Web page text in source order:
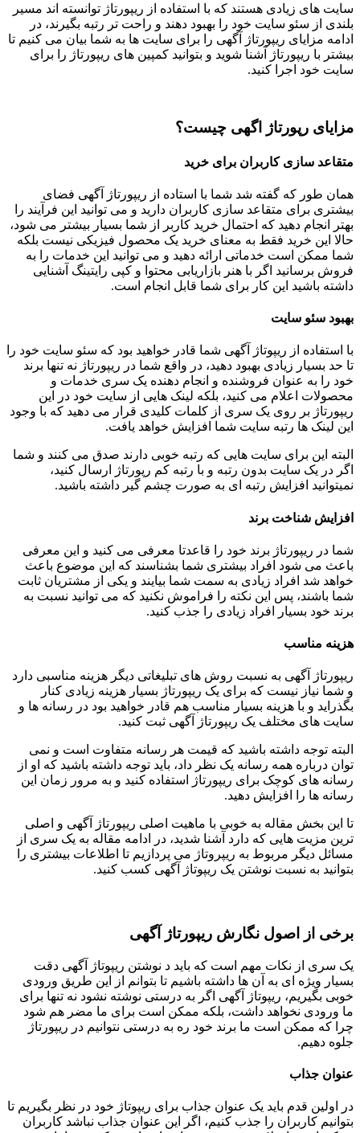
سایت های زیادی هستند که با استفاده از ریپورتاژ توانسته اند مسیر
بلندی از سئو سایت خود را بهبود دهند و راحت تر رتبه بگیرند، در
ادامه مزایای ریپورتاژ آگهی را برای سایت ها به شما بیان می کنیم تا
بیشتر با ریپورتاژ آشنا شوید و بتوانید کمپین های ریپورتاژ را برای
سایت خود اجرا کنید.
مزایای رپورتاژ اگهی چیست؟
متقاعد سازی کاربران برای خرید
همان طور که گفته شد شما با استاده از ریپورتاژ آگهی فضای
بیشتری برای متقاعد سازی کاربران دارید و می توانید این فرآیند را
بهتر انجام دهید که احتمال خرید کاربر از شما بسیار بیشتر می شود،
حالا این خرید فقط به معنای خرید یک محصول فیزیکی نیست بلکه
شما ممکن است خدماتی ارائه دهید و می توانید این خدمات را به
فروش برسانید اگر با هنر بازاریابی محتوا و کپی رایتینگ آشنایی
داشته باشید این کار برای شما قابل انجام است.
بهبود سئو سایت
با استفاده از ریپوتاژ آگهی شما قادر خواهید بود که سئو سایت خود را
تا حد بسیار زیادی بهبود دهید، در واقع شما در ریپورتاژ نه تنها برند
خود را به عنوان فروشنده و انجام دهنده یک سری خدمات و
محصولات اعلام می کنید، بلکه لینک هایی از سایت خود در این
ریپورتاژ بر روی یک سری از کلمات کلیدی قرار می دهید که با وجود
این لینک ها رتبه سایت شما افزایش خواهد یافت.
البته این برای سایت هایی که رتبه خوبی دارند صدق می کنند و شما
اگر در یک سایت بدون رتبه و با رتبه کم رپورتاژ ارسال کنید،
نمیتوانید افزایش رتبه ای به صورت چشم گیر داشته باشید.
افزایش شناخت برند
شما در ریپورتاژ برند خود را قاعدتا معرفی می کنید و این معرفی
باعث می شود افراد بیشتری شما بشناسند که این موضوع باعث
خواهد شد افراد زیادی به سمت شما بیایند و یکی از مشتریان ثابت
شما باشند، پس این نکته را فراموش نکنید که می توانید نسبت به
برند خود بسیار افراد زیادی را جذب کنید.
هزینه مناسب
ریپورتاژ آگهی به نسبت روش های تبلیغاتی دیگر هزینه مناسبی دارد
و شما نیاز نیست که برای یک ریپورتاژ بسیار هزینه زیادی کنار
بگذراید و با هزینه بسیار مناسب هم قادر خواهید بود در رسانه ها و
سایت های مختلف یک ریپورتاژ آگهی ثبت کنید.
البته توجه داشته باشید که قیمت هر رسانه متفاوت است و نمی
توان درباره همه رسانه یک نظر داد، باید توجه داشته باشید که او از
رسانه های کوچک برای ریپورتاژ استفاده کنید و به مرور زمان این
رسانه ها را افزایش دهید.
تا این بخش مقاله به خوبی با ماهیت اصلی ریپورتاژ آگهی و اصلی
ترین مزیت هایی که دارد آشنا شدید، در ادامه مقاله به یک سری از
مسائل دیگر مربوط به ریپروتاژ می پردازیم تا اطلاعات بیشتری را
بتوانید به نسبت نوشتن یک ریپوتاژ آگهی کسب کنید.
برخی از اصول نگارش ریپورتاژ آگهی
یک سری از نکات مهم است که باید د نوشتن ریپوتاژ آگهی دقت
بسیار ویژه ای به آن ها داشته باشیم تا بتوانم از این طریق ورودی
خوبی بگیریم، ریپوتاژ آگهی اگر به درستی نوشته نشود نه تنها برای
ما ورودی نخواهد داشت، بلکه ممکن است برای ما مضر هم شود
چرا که ممکن است ما برند خود ره به درستی نتوانیم در ریپورتاژ
جلوه دهیم.
عنوان جذاب
در اولین قدم باید یک عنوان جذاب برای ریپوتاژ خود در نظر بگیریم تا
بتوانیم کاربران را جذب کنیم، اگر این عنوان جذاب نباشد کاربران